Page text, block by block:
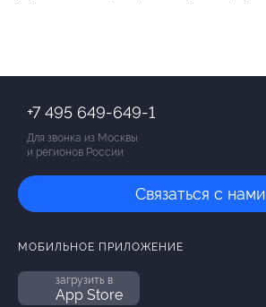
+7 495 649-649-1
Для звонка из Москвы
и регионов России
Связаться с нами
МОБИЛЬНОЕ ПРИЛОЖЕНИЕ
загрузить в
App Store